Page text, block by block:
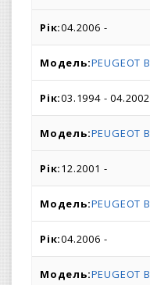
04.2006 -
PEUGEOT
03.1994 - 04.2002
PEUGEOT
12.2001 -
PEUGEOT
04.2006 -
PEUGEOT